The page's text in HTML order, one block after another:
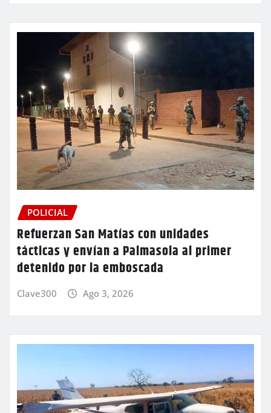
POLICIAL
Refuerzan San Matías con unidades
tácticas y envían a Palmasola al primer
detenido por la emboscada
Clave300 Ago 3, 2026